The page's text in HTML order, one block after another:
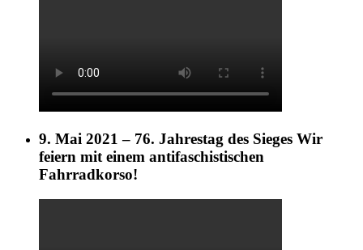
9. Mai 2021 – 76. Jahrestag des Sieges Wir
feiern mit einem antifaschistischen
Fahrradkorso!